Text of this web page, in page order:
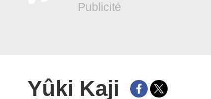
Yûki Kaji